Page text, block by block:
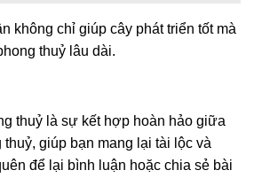
không chỉ giúp cây phát triển tốt mà
thuỷ lâu dài.
thuỷ là sự kết hợp hoàn hảo giữa
giúp bạn mang lại tài lộc và
để lại bình luận hoặc chia sẻ bài